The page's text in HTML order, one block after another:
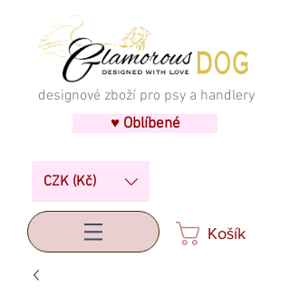
designové zboží pro psy a handlery
♥ Oblíbené
CZK (Kč)
Košík